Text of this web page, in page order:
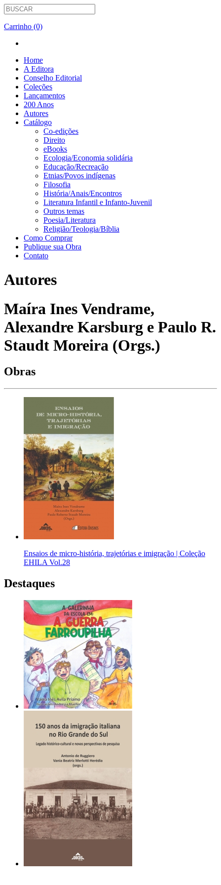
Carrinho (0)
Home
A Editora
Conselho Editorial
Coleções
Lançamentos
200 Anos
Autores
Catálogo
Co-edições
Direito
eBooks
Ecologia/Economia solidária
Educação/Recreação
Etnias/Povos indígenas
Filosofia
História/Anais/Encontros
Literatura Infantil e Infanto-Juvenil
Outros temas
Poesia/Literatura
Religião/Teologia/Bíblia
Como Comprar
Publique sua Obra
Contato
Autores
Maíra Ines Vendrame,
Alexandre Karsburg e Paulo R.
Staudt Moreira (Orgs.)
Obras
Ensaios de micro-história, trajetórias e imigração | Coleção
EHILA Vol.28
Destaques